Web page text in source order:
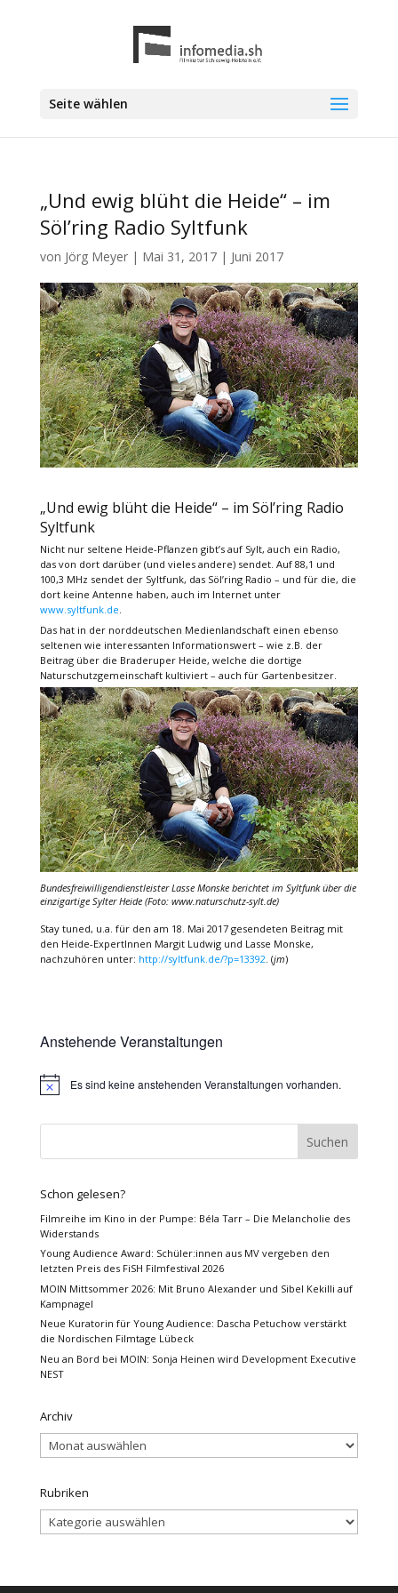
Seite wählen
„Und ewig blüht die Heide“ – im
Söl’ring Radio Syltfunk
von Jörg Meyer| Mai 31, 2017| Juni 2017
„Und ewig blüht die Heide“ – im Söl’ring Radio
Syltfunk
Nicht nur seltene Heide-Pflanzen gibt’s auf Sylt, auch ein Radio,
das von dort darüber (und vieles andere) sendet. Auf 88,1 und
100,3 MHz sendet der Syltfunk, das Söl’ring Radio – und für die, die
dort keine Antenne haben, auch im Internet unter
www.syltfunk.de.
Das hat in der norddeutschen Medienlandschaft einen ebenso
seltenen wie interessanten Informationswert – wie z.B. der
Beitrag über die Braderuper Heide, welche die dortige
Naturschutzgemeinschaft kultiviert – auch für Gartenbesitzer.
Bundesfreiwilligendienstleister Lasse Monske berichtet im Syltfunk über die
einzigartige Sylter Heide (Foto: www.naturschutz-sylt.de)
Stay tuned, u.a. für den am 18. Mai 2017 gesendeten Beitrag mit
den Heide-ExpertInnen Margit Ludwig und Lasse Monske,
nachzuhören unter: http://syltfunk.de/?p=13392. (jm)
Anstehende Veranstaltungen
HinweisEs sind keine anstehenden Veranstaltungen vorhanden.
Schon gelesen?
Filmreihe im Kino in der Pumpe: Béla Tarr – Die Melancholie des
Widerstands
Young Audience Award: Schüler:innen aus MV vergeben den
letzten Preis des FiSH Filmfestival 2026
MOIN Mittsommer 2026: Mit Bruno Alexander und Sibel Kekilli auf
Kampnagel
Neue Kuratorin für Young Audience: Dascha Petuchow verstärkt
die Nordischen Filmtage Lübeck
Neu an Bord bei MOIN: Sonja Heinen wird Development Executive
NEST
Archiv
Archiv
Rubriken
Rubriken